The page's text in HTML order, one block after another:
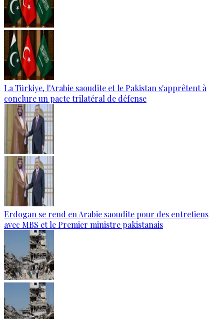
La Türkiye, l'Arabie saoudite et le Pakistan s'apprêtent à
conclure un pacte trilatéral de défense
Erdogan se rend en Arabie saoudite pour des entretiens
avec MBS et le Premier ministre pakistanais